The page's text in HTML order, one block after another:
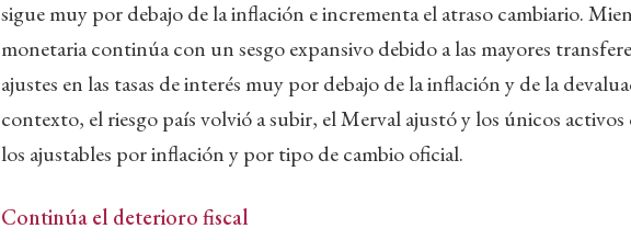
sigue muy por debajo de la inflación e incrementa el atraso cambiario.
monetaria continúa con un sesgo expansivo debido a las mayores
ajustes en las tasas de interés muy por debajo de la inflación y de la
contexto, el riesgo país volvió a subir, el Merval ajustó y los únicos activos
los ajustables por inflación y por tipo de cambio oficial.
Continúa el deterioro fiscal